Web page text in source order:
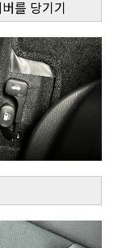
를 당기기